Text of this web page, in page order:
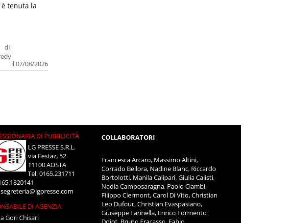
di
il 07/08/2026
tenuta la
DI PUBBLICITÀ
LG PRESSE S.R.L.
via Festaz, 52
11100 AOSTA
Tel: 0165.231711
segreteria@lgpresse.com
DI AGENZIA
Gori Chisari
COLLABORATORI
Francesca Arcaro, Massimo Altini,
Corrado Bellora, Nadine Blanc, Riccardo
Bortolotti, Manila Calipari, Giulia Calisti,
Nadia Camposaragna, Paolo Ciambi,
Filippo Clermont, Carol Di Vito, Christian
Leo Dufour, Christian Evaspasiano,
Giuseppe Farinella, Enrico Formento